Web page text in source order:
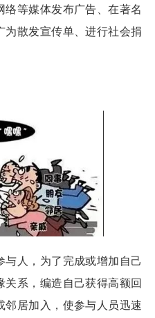
络等媒体发布广告、在著名
为散发宣传单、进行社会捐
人，为了完成或增加自己
系，编造自己获得高额回
邻居加入，使参与人员迅速